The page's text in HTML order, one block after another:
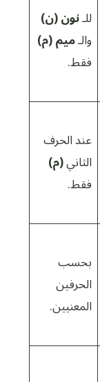
للـنون (ن)
والـميم (م)
فقط.
عند الحرف
الثاني(م)
فقط.
بحسب
الحرفين
المعنيين.